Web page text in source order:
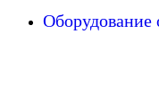
Оборудование